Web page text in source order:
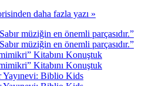
daha fazla yazı »
müziğin en önemli parçasıdır.”
müziğin en önemli parçasıdır.”
Kitabını Konuştuk
Kitabını Konuştuk
Yayınevi: Biblio Kids